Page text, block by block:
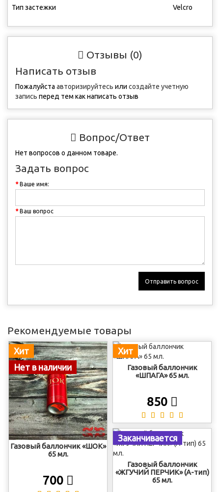
Тип застежки Velcro
Отзывы (0)
Написать отзыв
Пожалуйста авторизируйтесь или создайте учетную
запись перед тем как написать отзыв
Вопрос/Ответ
Нет вопросов о данном товаре.
Задать вопрос
Ваше имя:
Ваш вопрос
Отправить вопрос
Рекомендуемые товары
Хит
Нет в наличии
Газовый баллончик «ШОК»
65 мл.
700
Хит
Газовый баллончик
«ШПАГА» 65 мл.
850
Заканчивается
Газовый баллончик
«ЖГУЧИЙ ПЕРЧИК» (А-тип)
65 мл.